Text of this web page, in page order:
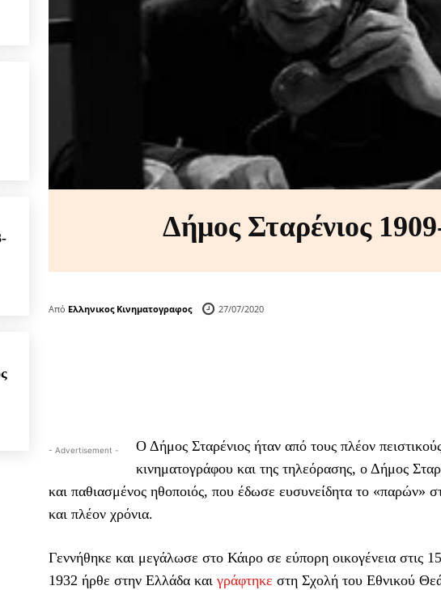
Δήμος Σταρένιος
Από Ελληνικος Κινηματογραφος 27/07/2020
- Advertisement -
Ο Δήμος Σταρένιος ήταν από τους πλέον
κινηματογράφου και της τηλεόρασης, ο Δήμος
και παθιασμένος ηθοποιός, που έδωσε ευσυνείδητα το «παρών»
και πλέον χρόνια.
Γεννήθηκε και μεγάλωσε στο Κάιρο σε εύπορη οικογένεια στις
1932 ήρθε στην Ελλάδα και γράφτηκε στη Σχολή του Εθνικού